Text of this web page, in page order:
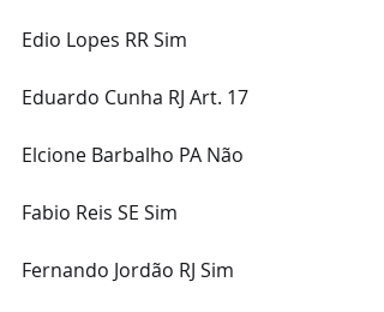
Edio Lopes RR Sim
Eduardo Cunha RJ Art. 17
Elcione Barbalho PA Não
Fabio Reis SE Sim
Fernando Jordão RJ Sim